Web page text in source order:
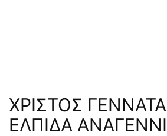
ΧΡΙΣΤΟΣ
ΕΛΠΙΔΑ